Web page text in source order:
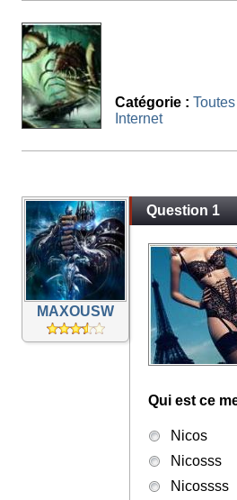
Catégorie :
Internet
MAXOUSW
Question 1
Qui est ce
Nicos
Nicosss
Nicossss